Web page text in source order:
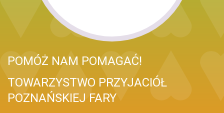
POMÓŻ NAM POMAGAĆ!
TOWARZYSTWO PRZYJACIÓŁ
POZNAŃSKIEJ FARY